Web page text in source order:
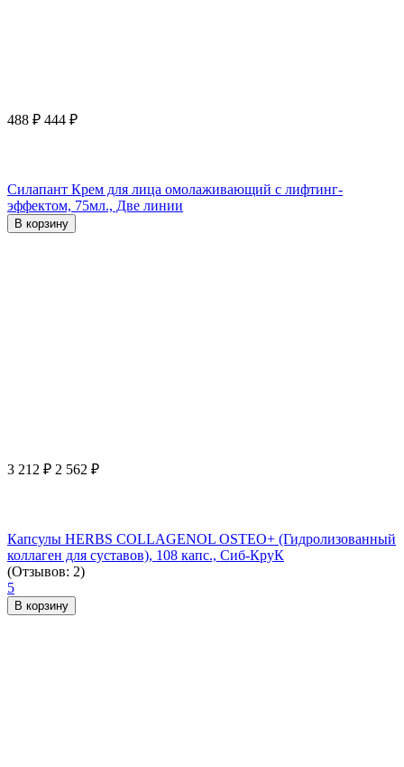
488 ₽ 444 ₽
Силапант Крем для лица омолаживающий с лифтинг-
эффектом, 75мл., Две линии
В корзину
3 212 ₽ 2 562 ₽
Капсулы HERBS COLLAGENOL OSTEO+ (Гидролизованный
коллаген для суставов), 108 капс., Сиб-КруК
(Отзывов: 2)
5
В корзину